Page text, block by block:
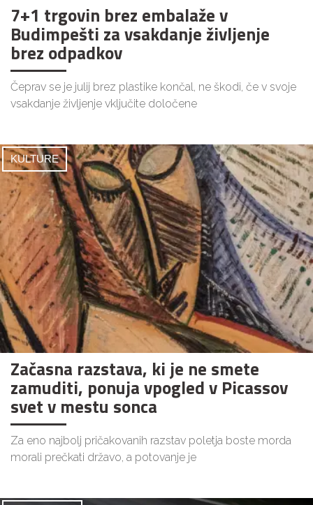
7+1 trgovin brez embalaže v
Budimpešti za vsakdanje življenje
brez odpadkov
Čeprav se je julij brez plastike končal, ne škodi, če v svoje
vsakdanje življenje vključite določene
KULTURE
Začasna razstava, ki je ne smete
zamuditi, ponuja vpogled v Picassov
svet v mestu sonca
Za eno najbolj pričakovanih razstav poletja boste morda
morali prečkati državo, a potovanje je